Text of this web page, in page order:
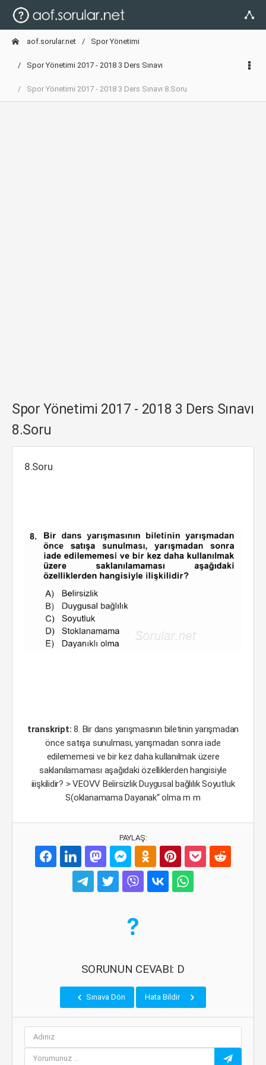
aof.sorular.net Spor Yönetimi
Spor Yönetimi 2017 - 2018 3 Ders Sınavı
Spor Yönetimi 2017 - 2018 3 Ders Sınavı 8.Soru
Spor Yönetimi 2017 - 2018 3 Ders Sınavı
8.Soru
8.Soru
transkript:8. Bir dans yarışmasının biletinin yarışmadan
önce satışa sunulması, yarışmadan sonra iade
edilememesi ve bir kez daha kullanılmak üzere
saklanılamaması aşağıdaki özelliklerden hangisiyle
iiişkilidir? > VEOVV Beîirsizlik Duygusal bağlılık Soyutluk
S(oklanamama Dayanak“ olma m m
PAYLAŞ:
SORUNUN CEVABI: D
Sınava Dön Hata Bildir